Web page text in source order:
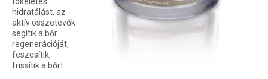
hidratálást, az
aktív összetevők
segítik a bőr
regenerációját,
feszesítik,
frissítik a bőrt.